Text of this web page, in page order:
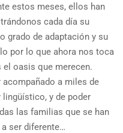
estos meses, ellos han
cada día su
grado de adaptación y su
por lo que ahora nos toca
oasis que merecen.
a miles de
lingüístico, y de poder
las familias que se han
ser diferente…